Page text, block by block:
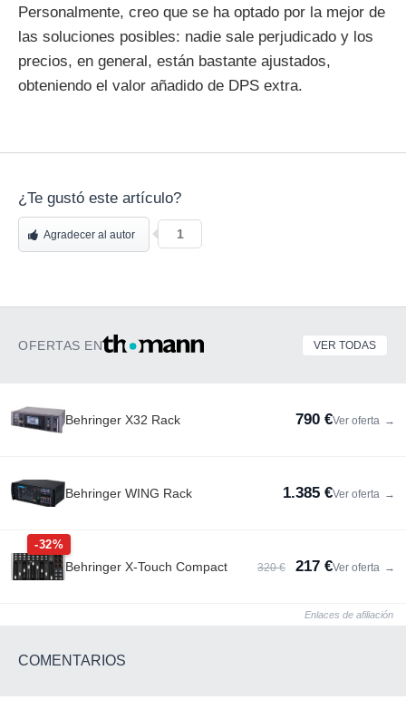
Personalmente, creo que se ha optado por la mejor de
las soluciones posibles: nadie sale perjudicado y los
precios, en general, están bastante ajustados,
obteniendo el valor añadido de DPS extra.
¿Te gustó este artículo?
Agradecer al autor 1
OFERTAS EN VER TODAS
Behringer X32 Rack 790 €Ver oferta →
Behringer WING Rack 1.385 €Ver oferta →
-32%
Behringer X-Touch Compact 320 € 217 €Ver oferta →
Enlaces de afiliación
COMENTARIOS